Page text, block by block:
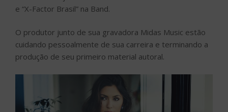
e “X-Factor Brasil” na Band.
O produtor junto de sua gravadora Midas Music estão
cuidando pessoalmente de sua carreira e terminando a
produção de seu primeiro material autoral.